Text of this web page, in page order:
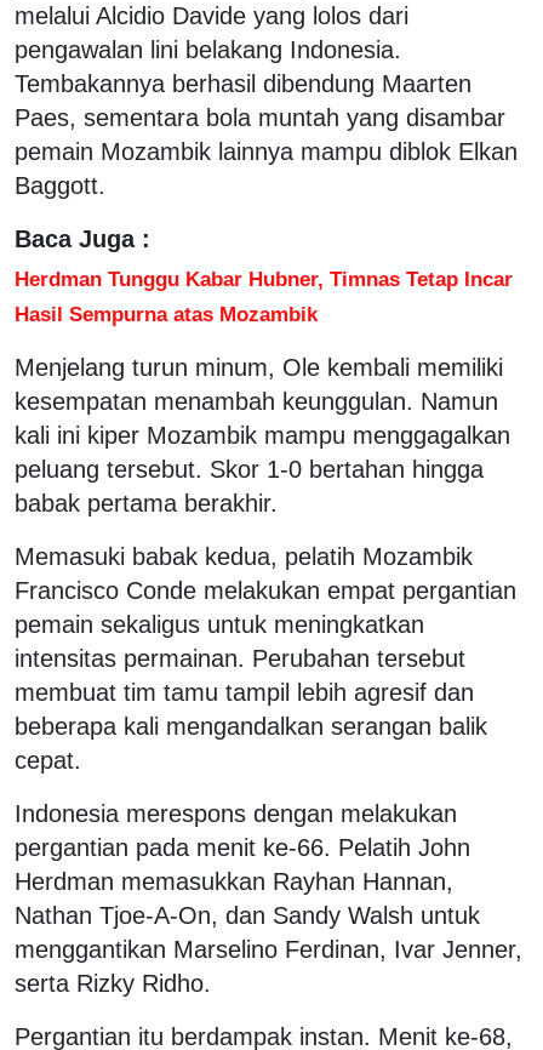
melalui Alcidio Davide yang lolos dari
pengawalan lini belakang Indonesia.
Tembakannya berhasil dibendung Maarten
Paes, sementara bola muntah yang disambar
pemain Mozambik lainnya mampu diblok Elkan
Baggott.
Baca Juga :
Herdman Tunggu Kabar Hubner, Timnas Tetap Incar
Hasil Sempurna atas Mozambik
Menjelang turun minum, Ole kembali memiliki
kesempatan menambah keunggulan. Namun
kali ini kiper Mozambik mampu menggagalkan
peluang tersebut. Skor 1-0 bertahan hingga
babak pertama berakhir.
Memasuki babak kedua, pelatih Mozambik
Francisco Conde melakukan empat pergantian
pemain sekaligus untuk meningkatkan
intensitas permainan. Perubahan tersebut
membuat tim tamu tampil lebih agresif dan
beberapa kali mengandalkan serangan balik
cepat.
Indonesia merespons dengan melakukan
pergantian pada menit ke-66. Pelatih John
Herdman memasukkan Rayhan Hannan,
Nathan Tjoe-A-On, dan Sandy Walsh untuk
menggantikan Marselino Ferdinan, Ivar Jenner,
serta Rizky Ridho.
Pergantian itu berdampak instan. Menit ke-68,